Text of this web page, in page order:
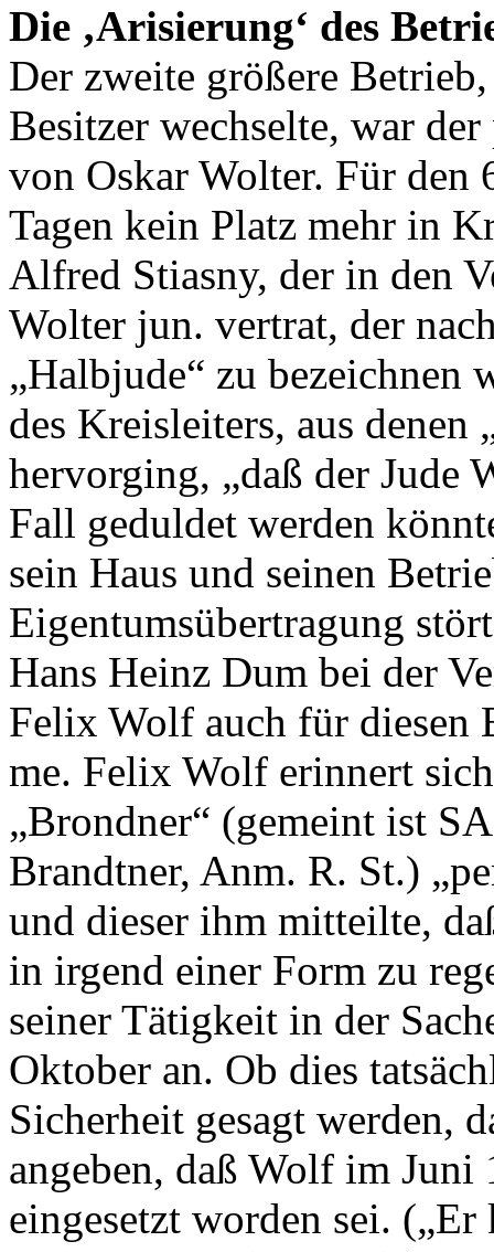
Die ‚Arisierung‘ des
Der zweite größere
Besitzer wechselte, war
von Oskar Wolter. Für den
Tagen kein Platz mehr in
Alfred Stiasny, der in den
Wolter jun. vertrat, der
„Halbjude“ zu bezeichnen
des Kreisleiters, aus
hervorging, „daß der Jude
Fall geduldet werden
sein Haus und seinen
Eigentumsübertragung
Hans Heinz Dum bei der
Felix Wolf auch für diesen
me. Felix Wolf erinnert
„Brondner“ (gemeint ist
Brandtner, Anm. R. St.)
und dieser ihm mitteilte,
in irgend einer Form zu
seiner Tätigkeit in der
Oktober an. Ob dies
Sicherheit gesagt werden,
angeben, daß Wolf im
eingesetzt worden sei.